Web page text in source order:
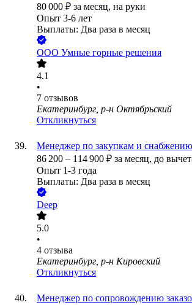
80 000 ₽ за месяц, на руки
Опыт 3-6 лет
Выплаты: Два раза в месяц
ООО Умные горные решения
4.1
•
7 отзывов
Екатеринбург, р-н Октябрьский
Откликнуться
Менеджер по закупкам и снабжению
86 200 – 114 900 ₽ за месяц, до
Опыт 1-3 года
Выплаты: Два раза в месяц
Deep
5.0
•
4 отзыва
Екатеринбург, р-н Кировский
Откликнуться
Менеджер по сопровождению